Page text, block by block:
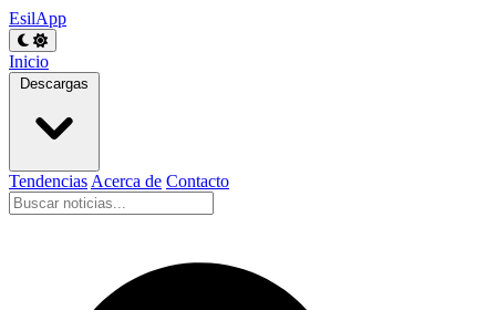
EsilApp
Inicio
Descargas
Tendencias Acerca de Contacto